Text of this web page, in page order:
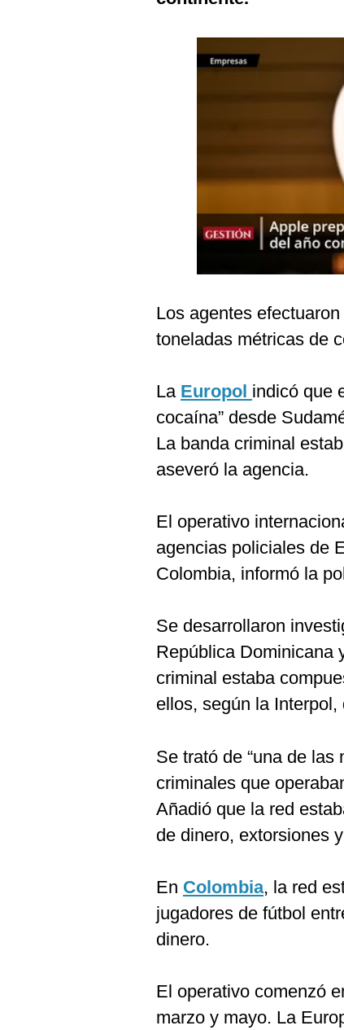
Los agentes
toneladas métricas de
La Europol indicó que
cocaína” desde
La banda criminal
aseveró la agencia.
El operativo
agencias policiales de
Colombia, informó la
Se desarrollaron
República Dominicana
criminal estaba
ellos, según la
Se trató de “una de
criminales que
Añadió que la red
de dinero, extorsiones
En Colombia, la red
jugadores de fútbol
dinero.
El operativo comenzó
marzo y mayo. La